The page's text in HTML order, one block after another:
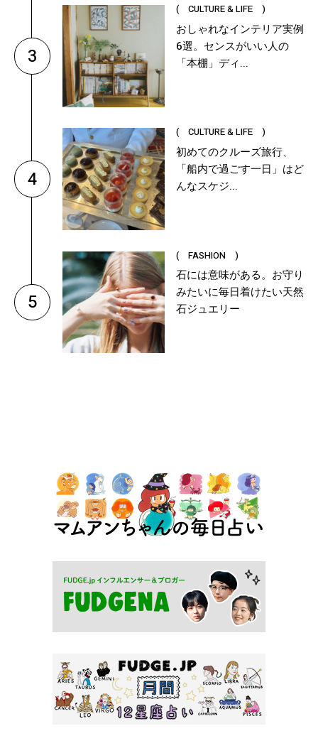
3
( CULTURE & LIFE )
おしゃれなインテリア実例
6選。センスがいい人の
「本棚」ディ...
4
( CULTURE & LIFE )
初めてのクルーズ旅行、
「船内で過ごす一日」はど
んなスケジ...
5
( FASHION )
石には意味がある。お守り
みたいに毎日着けたい天然
石ジュエリー